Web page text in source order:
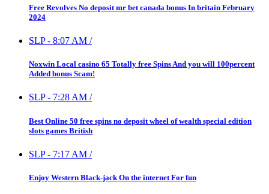
Free Revolves No deposit mr bet canada bonus In britain February
2024
SLP- 8:07 AM /
Noxwin Local casino 65 Totally free Spins And you will 100percent
Added bonus Scam!
SLP- 7:28 AM /
Best Online 50 free spins no deposit wheel of wealth special edition
slots games British
SLP- 7:17 AM /
Enjoy Western Black-jack On the internet For fun